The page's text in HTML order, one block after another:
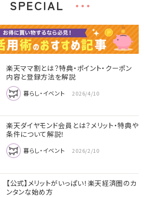
SPECIAL
楽天ママ割とは？特典・ポイント・クーポン
内容と登録方法を解説
暮らし・イベント 2026/4/10
楽天ダイヤモンド会員とは？メリット・特典や
条件について解説！
暮らし・イベント 2026/2/10
【公式】メリットがいっぱい！楽天経済圏のカ
ンタンな始め方